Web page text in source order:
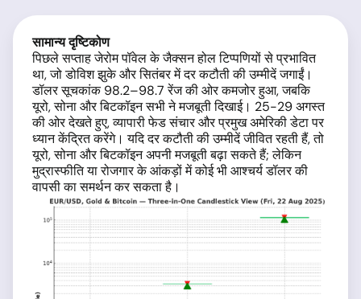
सामान्य दृष्टिकोण
पिछले सप्ताह जेरोम पॉवेल के जैक्सन होल टिप्पणियों से प्रभावित
था, जो डोविश झुके और सितंबर में दर कटौती की उम्मीदें जगाईं।
डॉलर सूचकांक 98.2–98.7 रेंज की ओर कमजोर हुआ, जबकि
यूरो, सोना और बिटकॉइन सभी ने मजबूती दिखाई। 25-29 अगस्त
की ओर देखते हुए, व्यापारी फेड संचार और प्रमुख अमेरिकी डेटा पर
ध्यान केंद्रित करेंगे। यदि दर कटौती की उम्मीदें जीवित रहती हैं, तो
यूरो, सोना और बिटकॉइन अपनी मजबूती बढ़ा सकते हैं; लेकिन
मुद्रास्फीति या रोजगार के आंकड़ों में कोई भी आश्चर्य डॉलर की
वापसी का समर्थन कर सकता है।